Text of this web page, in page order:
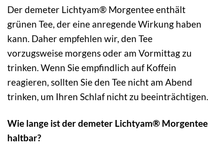
Der demeter Lichtyam® Morgentee enthält
grünen Tee, der eine anregende Wirkung haben
kann. Daher empfehlen wir, den Tee
vorzugsweise morgens oder am Vormittag zu
trinken. Wenn Sie empfindlich auf Koffein
reagieren, sollten Sie den Tee nicht am Abend
trinken, um Ihren Schlaf nicht zu beeinträchtigen.
Wie lange ist der demeter Lichtyam® Morgentee
haltbar?